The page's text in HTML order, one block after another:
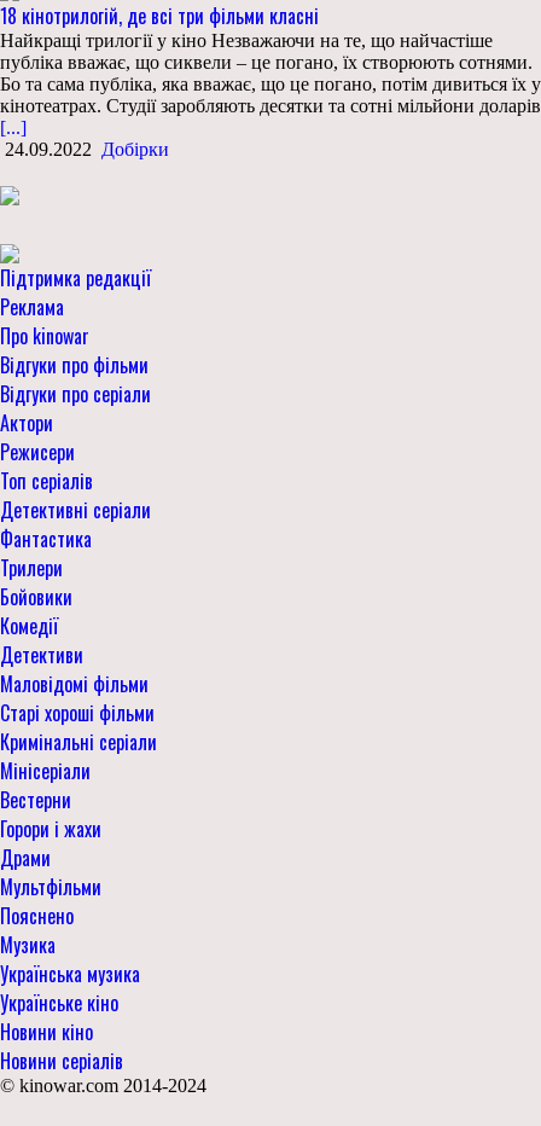
18 кінотрилогій, де всі три фільми класні
Найкращі трилогії у кіно Незважаючи на те, що найчастіше
публіка вважає, що сиквели – це погано, їх створюють сотнями.
Бо та сама публіка, яка вважає, що це погано, потім дивиться їх у
кінотеатрах. Студії заробляють десятки та сотні мільйони доларів
[...]
24.09.2022 Добірки
Підтримка редакції
Реклама
Про kinowar
Відгуки про фільми
Відгуки про серіали
Актори
Режисери
Топ серіалів
Детективні серіали
Фантастика
Трилери
Бойовики
Комедії
Детективи
Маловідомі фільми
Старі хороші фільми
Кримінальні серіали
Мінісеріали
Вестерни
Горори і жахи
Драми
Мультфільми
Пояснено
Музика
Українська музика
Українське кіно
Новини кіно
Новини серіалів
© kinowar.com 2014-2024